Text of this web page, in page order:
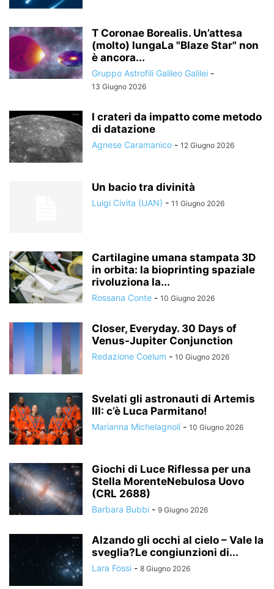
T Coronae Borealis. Un’attesa
(molto) lungaLa "Blaze Star" non
è ancora...
Gruppo Astrofili Galileo Galilei -
13 Giugno 2026
I crateri da impatto come metodo
di datazione
Agnese Caramanico - 12 Giugno 2026
Un bacio tra divinità
Luigi Civita (UAN) - 11 Giugno 2026
Cartilagine umana stampata 3D
in orbita: la bioprinting spaziale
rivoluziona la...
Rossana Conte - 10 Giugno 2026
Closer, Everyday. 30 Days of
Venus-Jupiter Conjunction
Redazione Coelum - 10 Giugno 2026
Svelati gli astronauti di Artemis
III: c’è Luca Parmitano!
Marianna Michelagnoli - 10 Giugno 2026
Giochi di Luce Riflessa per una
Stella MorenteNebulosa Uovo
(CRL 2688)
Barbara Bubbi - 9 Giugno 2026
Alzando gli occhi al cielo – Vale la
sveglia?Le congiunzioni di...
Lara Fossi - 8 Giugno 2026